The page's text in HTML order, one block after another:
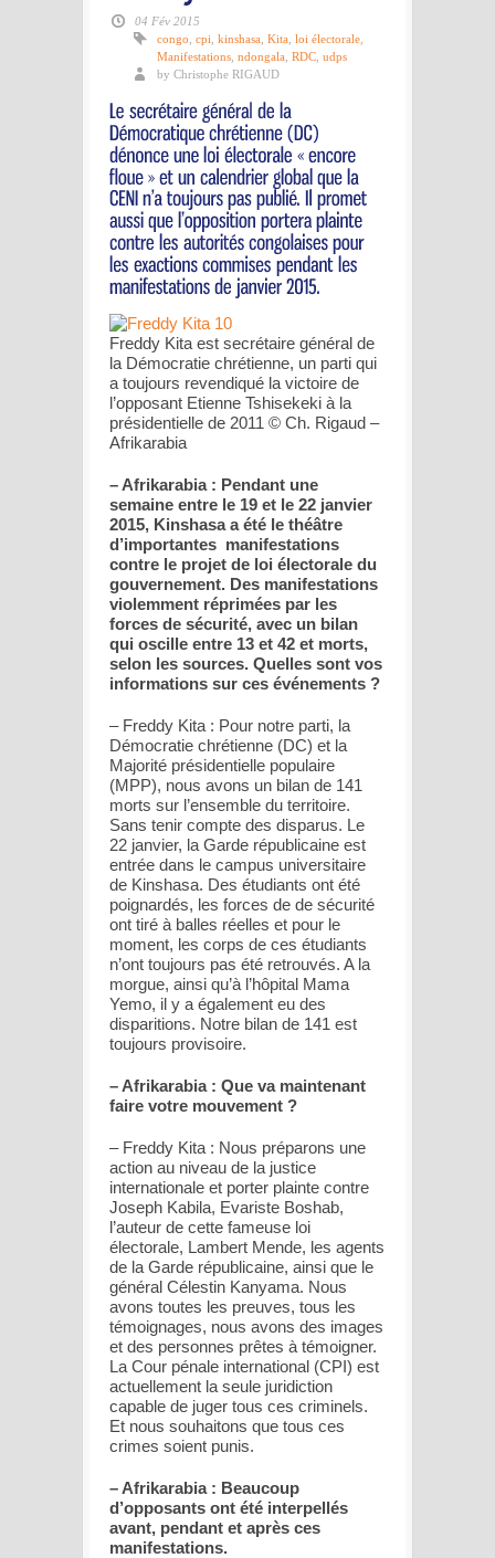
04 Fév 2015
congo cpi kinshasa Kita loi électorale
Manifestations ndongala RDC udps
by Christophe RIGAUD
Freddy Kita est secrétaire général de
la Démocratie chrétienne, un parti qui
a toujours revendiqué la victoire de
l’opposant Etienne Tshisekeki à la
présidentielle de 2011 © Ch. Rigaud –
Afrikarabia
– Afrikarabia : Pendant une
semaine entre le 19 et le 22 janvier
2015, Kinshasa a été le théâtre
d’importantes manifestations
contre le projet de loi électorale du
gouvernement. Des manifestations
violemment réprimées par les
forces de sécurité, avec un bilan
qui oscille entre 13 et 42 et morts,
selon les sources. Quelles sont vos
informations sur ces événements ?
– Freddy Kita : Pour notre parti, la
Démocratie chrétienne (DC) et la
Majorité présidentielle populaire
(MPP), nous avons un bilan de 141
morts sur l’ensemble du territoire.
Sans tenir compte des disparus. Le
22 janvier, la Garde républicaine est
entrée dans le campus universitaire
de Kinshasa. Des étudiants ont été
poignardés, les forces de de sécurité
ont tiré à balles réelles et pour le
moment, les corps de ces étudiants
n’ont toujours pas été retrouvés. A la
morgue, ainsi qu’à l’hôpital Mama
Yemo, il y a également eu des
disparitions. Notre bilan de 141 est
toujours provisoire.
– Afrikarabia : Que va maintenant
faire votre mouvement ?
– Freddy Kita : Nous préparons une
action au niveau de la justice
internationale et porter plainte contre
Joseph Kabila, Evariste Boshab,
l’auteur de cette fameuse loi
électorale, Lambert Mende, les agents
de la Garde républicaine, ainsi que le
général Célestin Kanyama. Nous
avons toutes les preuves, tous les
témoignages, nous avons des images
et des personnes prêtes à témoigner.
La Cour pénale international (CPI) est
actuellement la seule juridiction
capable de juger tous ces criminels.
Et nous souhaitons que tous ces
crimes soient punis.
– Afrikarabia : Beaucoup
d’opposants ont été interpellés
avant, pendant et après ces
manifestations.